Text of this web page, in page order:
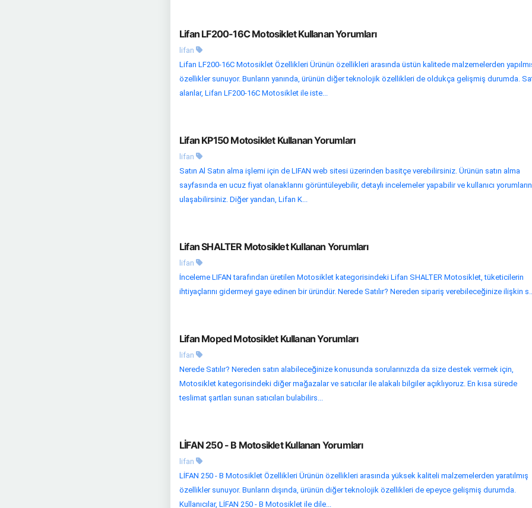
Lifan LF200-16C Motosiklet Kullanan Yorumları
lifan
Lifan LF200-16C Motosiklet Özellikleri Ürünün özellikleri arasında üstün kalitede malzemelerden
özellikler sunuyor. Bunların yanında, ürünün diğer teknolojik özellikleri de oldukça gelişmiş durumda.
alanlar, Lifan LF200-16C Motosiklet ile iste...
Lifan KP150 Motosiklet Kullanan Yorumları
lifan
Satın Al Satın alma işlemi için de LIFAN web sitesi üzerinden basitçe verebilirsiniz. Ürünün satın alma
sayfasında en ucuz fiyat olanaklarını görüntüleyebilir, detaylı incelemeler yapabilir ve kullanıcı
ulaşabilirsiniz. Diğer yandan, Lifan K...
Lifan SHALTER Motosiklet Kullanan Yorumları
lifan
İnceleme LIFAN tarafından üretilen Motosiklet kategorisindeki Lifan SHALTER Motosiklet, tüketicilerin
ihtiyaçlarını gidermeyi gaye edinen bir üründür. Nerede Satılır? Nereden sipariş verebileceğinize ilişkin
Lifan Moped Motosiklet Kullanan Yorumları
lifan
Nerede Satılır? Nereden satın alabileceğinize konusunda sorularınızda da size destek vermek için,
Motosiklet kategorisindeki diğer mağazalar ve satıcılar ile alakalı bilgiler açıklıyoruz. En kısa sürede
teslimat şartları sunan satıcıları bulabilirs...
LİFAN 250 - B Motosiklet Kullanan Yorumları
lifan
LİFAN 250 - B Motosiklet Özellikleri Ürünün özellikleri arasında yüksek kaliteli malzemelerden yaratılmış
özellikler sunuyor. Bunların dışında, ürünün diğer teknolojik özellikleri de epeyce gelişmiş durumda.
Kullanıcılar, LİFAN 250 - B Motosiklet ile dile...